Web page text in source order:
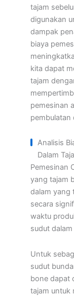
tajam
digunakan
dampak
biaya
kita dapat
tajam
pemesinan
Analisis
Dalam
Pemesinan
yang tajam
dalam yang
secara
waktu
sudut
Untuk
sudut
bone dapat
tajam untuk